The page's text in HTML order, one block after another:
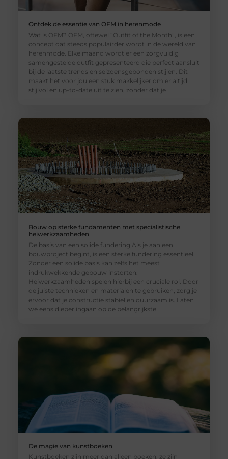
Ontdek de essentie van OFM in herenmode
Wat is OFM? OFM, oftewel “Outfit of the Month”, is een
concept dat steeds populairder wordt in de wereld van
herenmode. Elke maand wordt er een zorgvuldig
samengestelde outfit gepresenteerd die perfect aansluit
bij de laatste trends en seizoensgebonden stijlen. Dit
maakt het voor jou een stuk makkelijker om er altijd
stijlvol en up-to-date uit te zien, zonder dat je
Bouw op sterke fundamenten met specialistische
heiwerkzaamheden
De basis van een solide fundering Als je aan een
bouwproject begint, is een sterke fundering essentieel.
Zonder een solide basis kan zelfs het meest
indrukwekkende gebouw instorten.
Heiwerkzaamheden spelen hierbij een cruciale rol. Door
de juiste technieken en materialen te gebruiken, zorg je
ervoor dat je constructie stabiel en duurzaam is. Laten
we eens dieper ingaan op de belangrijkste
De magie van kunstboeken
Kunstboeken zijn meer dan alleen boeken; ze zijn